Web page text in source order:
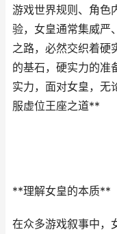
游戏世界规则、角色
验，女皇通常集威严
之路，必然交织着硬
的基石，硬实力的准
实力，面对女皇，无
服虚位王座之道**
**理解女皇的本质**
在众多游戏叙事中，